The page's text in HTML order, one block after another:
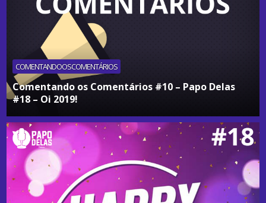
COMENTANDOOSCOMENTÁRIOS
Comentando os Comentários #10 – Papo Delas
#18 – Oi 2019!